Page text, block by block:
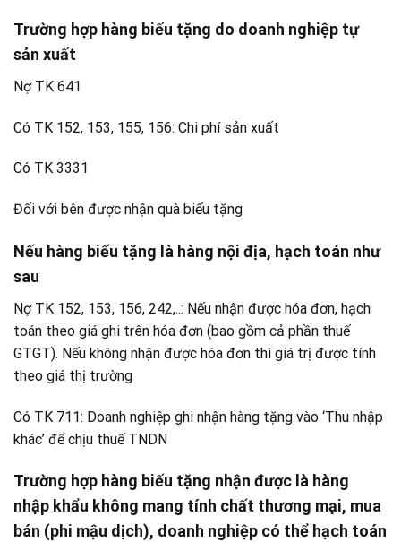
Trường hợp hàng biếu tặng do doanh nghiệp tự
sản xuất
Nợ TK 641
Có TK 152, 153, 155, 156: Chi phí sản xuất
Có TK 3331
Đối với bên được nhận quà biếu tặng
Nếu hàng biếu tặng là hàng nội địa, hạch toán như
sau
Nợ TK 152, 153, 156, 242,..: Nếu nhận được hóa đơn, hạch
toán theo giá ghi trên hóa đơn (bao gồm cả phần thuế
GTGT). Nếu không nhận được hóa đơn thì giá trị được tính
theo giá thị trường
Có TK 711: Doanh nghiệp ghi nhận hàng tặng vào ‘Thu nhập
khác’ để chịu thuế TNDN
Trường hợp hàng biếu tặng nhận được là hàng
nhập khẩu không mang tính chất thương mại, mua
bán (phi mậu dịch), doanh nghiệp có thể hạch toán